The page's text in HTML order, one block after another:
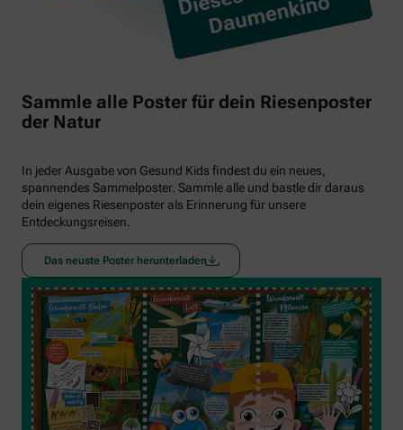
Sammle alle Poster für dein Riesenposter
der Natur
In jeder Ausgabe von Gesund Kids findest du ein neues,
spannendes Sammelposter. Sammle alle und bastle dir daraus
dein eigenes Riesenposter als Erinnerung für unsere
Entdeckungsreisen.
Das neuste Poster herunterladen